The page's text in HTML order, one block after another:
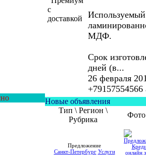
Используемый
МДФ.
Срок
дней (в...
26 февраля
+79157554566
Новые объявления
Тип \ Регион \
Рубрика
Фото
Предложение
Санкт-Петербург Услуги